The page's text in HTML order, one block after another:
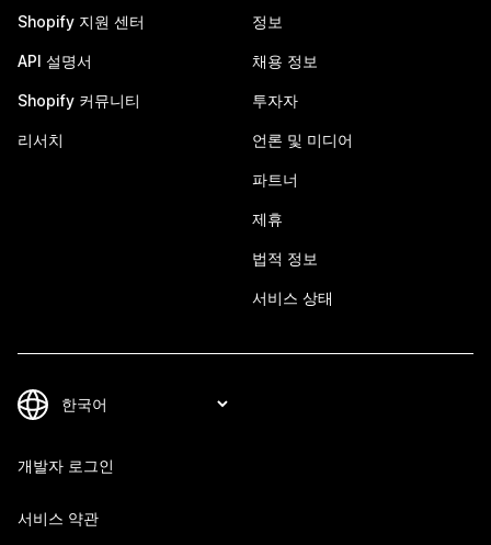
Shopify 지원 센터
API 설명서
Shopify 커뮤니티
리서치
정보
채용 정보
투자자
언론 및 미디어
파트너
제휴
법적 정보
서비스 상태
개발자 로그인
서비스 약관